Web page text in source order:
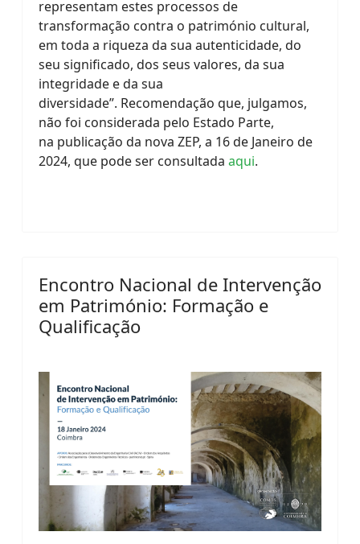
representam estes processos de
transformação contra o património cultural,
em toda a riqueza da sua autenticidade, do
seu significado, dos seus valores, da sua
integridade e da sua
diversidade”. Recomendação que, julgamos,
não foi considerada pelo Estado Parte,
na publicação da nova ZEP, a 16 de Janeiro de
2024, que pode ser consultada aqui.
Encontro Nacional de Intervenção
em Património: Formação e
Qualificação